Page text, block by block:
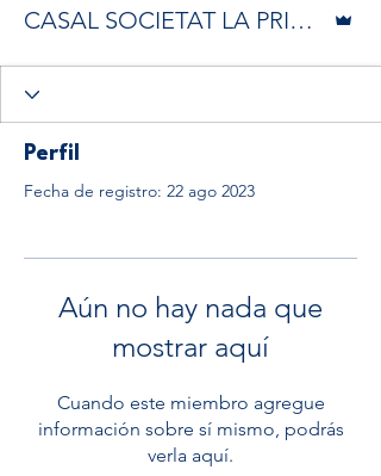
CASAL SOCIETAT LA PRINCIPAL
Perfil
Fecha de registro: 22 ago 2023
Aún no hay nada que
mostrar aquí
Cuando este miembro agregue
información sobre sí mismo, podrás
verla aquí.